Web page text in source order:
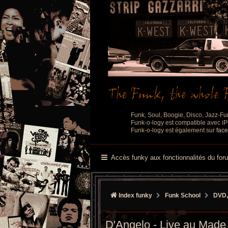
Funk, Soul, Boogie, Disco, Jazz-
Funk-o-logy est compatible avec
Funk-o-logy est également sur
Accès funky aux fonctionnalités du
Index funky Funk School
D'Angelo - Live au